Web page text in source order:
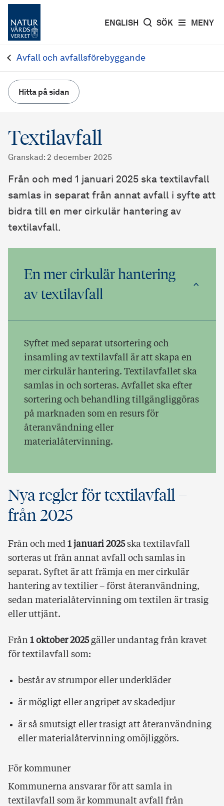
MENY
ENGLISH SÖK
Avfall och avfallsförebyggande
Hitta på sidan
Textilavfall
Granskad : 2 december 2025
Från och med 1 januari 2025 ska textilavfall
samlas in separat från annat avfall i syfte att
bidra till en mer cirkulär hantering av
textilavfall.
En mer cirkulär hantering
av textilavfall
Syftet med separat utsortering och
insamling av textilavfall är att skapa en
mer cirkulär hantering. Textilavfallet ska
samlas in och sorteras. Avfallet ska efter
sortering och behandling tillgängliggöras
på marknaden som en resurs för
återanvändning eller
materialåtervinning.
Nya regler för textilavfall –
från 2025
Från och med 1 januari 2025ska textilavfall
sorteras ut från annat avfall och samlas in
separat. Syftet är att främja en mer cirkulär
hantering av textilier – först återanvändning,
sedan materialåtervinning om textilen är trasig
eller uttjänt.
Från 1 oktober 2025gäller undantag från kravet
för textilavfall som:
består av strumpor eller underkläder
är mögligt eller angripet av skadedjur
är så smutsigt eller trasigt att återanvändning
eller materialåtervinning omöjliggörs.
För kommuner
Kommunerna ansvarar för att samla in
textilavfall som är kommunalt avfall från